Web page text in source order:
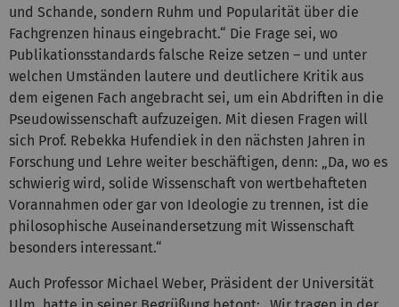
und Schande, sondern Ruhm und Popularität über die
Fachgrenzen hinaus eingebracht.“ Die Frage sei, wo
Publikationsstandards falsche Reize setzen – und unter
welchen Umständen lautere und deutlichere Kritik aus
dem eigenen Fach angebracht sei, um ein Abdriften in die
Pseudowissenschaft aufzuzeigen. Mit diesen Fragen will
sich Prof. Rebekka Hufendiek in den nächsten Jahren in
Forschung und Lehre weiter beschäftigen, denn: „Da, wo es
schwierig wird, solide Wissenschaft von wertbehafteten
Vorannahmen oder gar von Ideologie zu trennen, ist die
philosophische Auseinandersetzung mit Wissenschaft
besonders interessant.“
Auch Professor Michael Weber, Präsident der Universität